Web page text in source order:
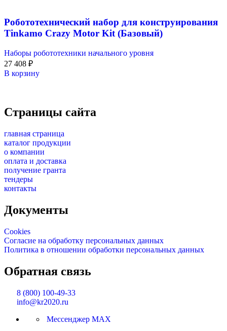
Робототехнический набор для конструирования
Tinkamo Crazy Motor Kit (Базовый)
Наборы робототехники начального уровня
27 408 ₽
В корзину
Страницы сайта
главная страница
каталог продукции
о компании
оплата и доставка
получение гранта
тендеры
контакты
Документы
Cookies
Согласие на обработку персональных данных
Политика в отношении обработки персональных данных
Обратная связь
8 (800) 100-49-33
info@kr2020.ru
Мессенджер MAX